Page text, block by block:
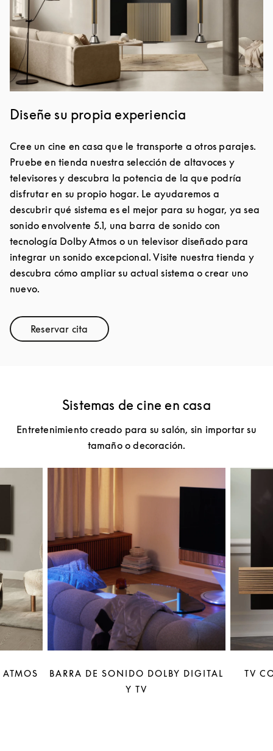
Diseñe su propia experiencia
Cree un cine en casa que le transporte a otros parajes.
Pruebe en tienda nuestra selección de altavoces y
televisores y descubra la potencia de la que podría
disfrutar en su propio hogar. Le ayudaremos a
descubrir qué sistema es el mejor para su hogar, ya sea
sonido envolvente 5.1, una barra de sonido con
tecnología Dolby Atmos o un televisor diseñado para
integrar un sonido excepcional. Visite nuestra tienda y
descubra cómo ampliar su actual sistema o crear uno
nuevo.
Reservar citaLink Opens in New Tab
Sistemas de cine en casa
Entretenimiento creado para su salón, sin importar su
tamaño o decoración.
BARRA DE SONIDO DOLBY DIGITAL
Y TV
TV